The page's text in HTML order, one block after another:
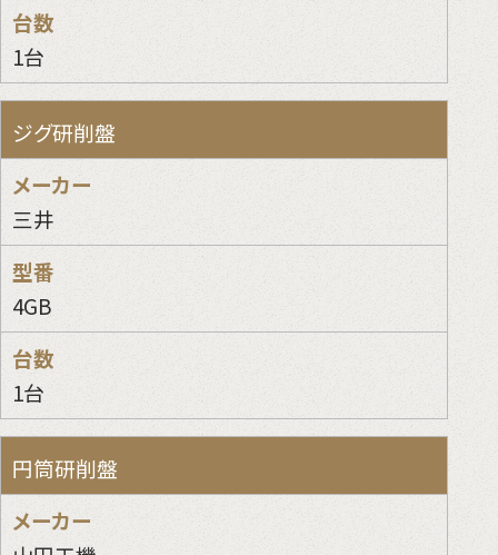
1台
ジグ研削盤
三井
4GB
1台
円筒研削盤